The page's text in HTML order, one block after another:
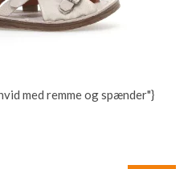
med remme og spænder"}